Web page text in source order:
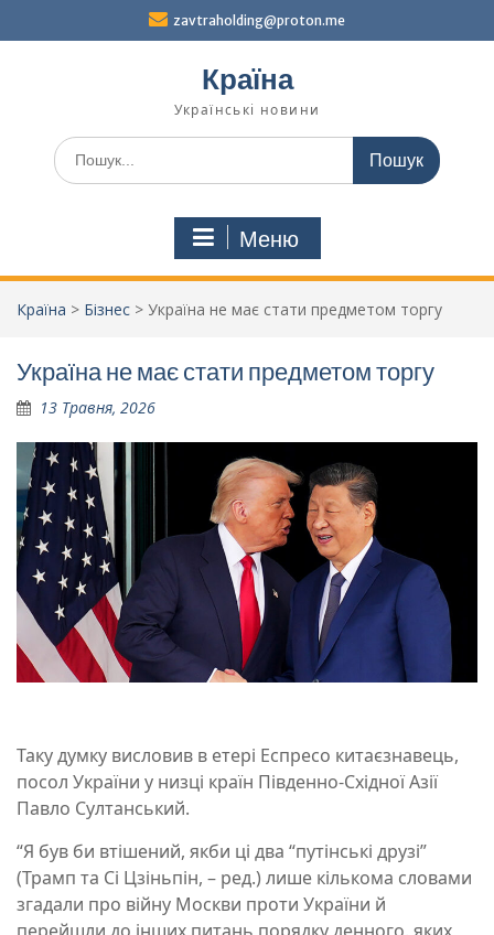
zavtraholding@proton.me
Країна
Українські новини
Шукати:
Меню
Країна > Бізнес > Україна не має стати предметом торгу
Україна не має стати предметом торгу
13 Травня, 2026
Таку думку висловив в етері Еспресо китаєзнавець,
посол України у низці країн Південно-Східної Азії
Павло Султанський.
“Я був би втішений, якби ці два “путінські друзі”
(Трамп та Сі Цзіньпін, – ред.) лише кількома словами
згадали про війну Москви проти України й